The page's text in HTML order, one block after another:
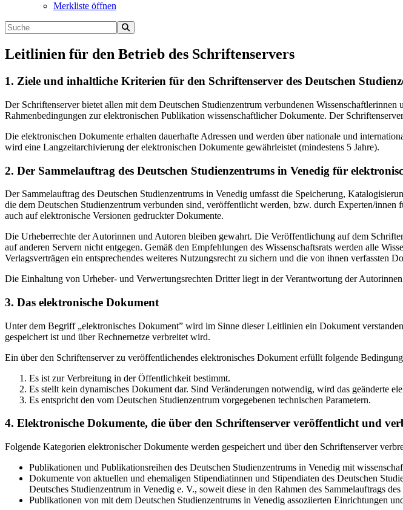
Merkliste öffnen
Leitlinien für den Betrieb des Schriftenservers
1. Ziele und inhaltliche Kriterien für den Schriftenserver des Deutschen
Der Schriftenserver bietet allen mit dem Deutschen Studienzentrum verbundenen
Rahmenbedingungen zur elektronischen Publikation wissenschaftlicher Dokumente. Der
Die elektronischen Dokumente erhalten dauerhafte Adressen und werden über nationale und
wird eine Langzeitarchivierung der elektronischen Dokumente gewährleistet (mindestens 5 Jahre).
2. Der Sammelauftrag des Deutschen Studienzentrums in Venedig für
Der Sammelauftrag des Deutschen Studienzentrums in Venedig umfasst die Speicherung,
die dem Deutschen Studienzentrum verbunden sind, veröffentlicht werden, bzw. durch Experten/
auch auf elektronische Versionen gedruckter Dokumente.
Die Urheberrechte der Autorinnen und Autoren bleiben gewahrt. Die Veröffentlichung auf dem
auf anderen Servern nicht entgegen. Gemäß den Empfehlungen des Wissenschaftsrats werden alle
Verlagsverträgen ein entsprechendes weiteres Nutzungsrecht zu sichern und die von ihnen
Die Einhaltung von Urheber- und Verwertungsrechten Dritter liegt in der Verantwortung der
3. Das elektronische Dokument
Unter dem Begriff „elektronisches Dokument” wird im Sinne dieser Leitlinien ein Dokument
gespeichert ist und über Rechnernetze verbreitet wird.
Ein über den Schriftenserver zu veröffentlichendes elektronisches Dokument erfüllt folgende
Es ist zur Verbreitung in der Öffentlichkeit bestimmt.
Es stellt kein dynamisches Dokument dar. Sind Veränderungen notwendig, wird das geänderte
Es entspricht den vom Deutschen Studienzentrum vorgegebenen technischen Parametern.
4. Elektronische Dokumente, die über den Schriftenserver veröffentlicht und
Folgende Kategorien elektronischer Dokumente werden gespeichert und über den Schriftenserver
Publikationen und Publikationsreihen des Deutschen Studienzentrums in Venedig mit
Dokumente von aktuellen und ehemaligen Stipendiatinnen und Stipendiaten des Deutschen
Deutsches Studienzentrum in Venedig e. V., soweit diese in den Rahmen des Sammelauftrags
Publikationen von mit dem Deutschen Studienzentrums in Venedig assoziierten Einrichtungen